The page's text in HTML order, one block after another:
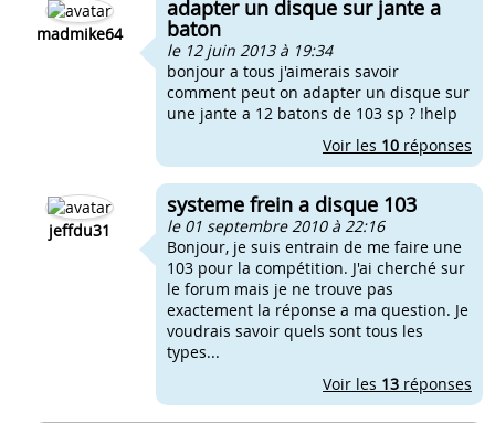
madmike64
adapter un disque sur jante a
baton
le 12 juin 2013 à 19:34
bonjour a tous j'aimerais savoir
comment peut on adapter un disque sur
une jante a 12 batons de 103 sp ? !help
Voir les 10 réponses
jeffdu31
systeme frein a disque 103
le 01 septembre 2010 à 22:16
Bonjour, je suis entrain de me faire une
103 pour la compétition. J'ai cherché sur
le forum mais je ne trouve pas
exactement la réponse a ma question. Je
voudrais savoir quels sont tous les
types...
Voir les 13 réponses